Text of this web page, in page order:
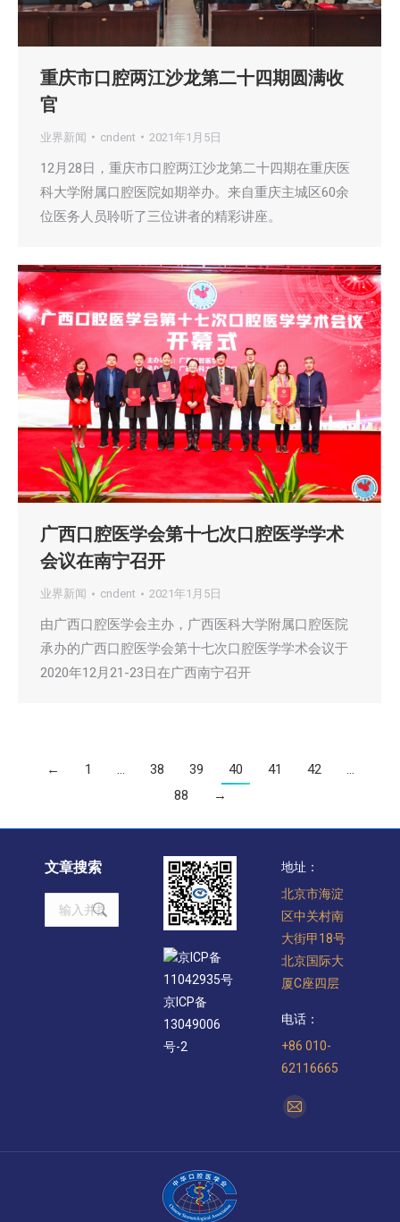
重庆市口腔两江沙龙第二十四期圆满收
官
业界新闻 cndent 2021年1月5日
12月28日，重庆市口腔两江沙龙第二十四期在重庆医
科大学附属口腔医院如期举办。来自重庆主城区60余
位医务人员聆听了三位讲者的精彩讲座。
广西口腔医学会第十七次口腔医学学术
会议在南宁召开
业界新闻 cndent 2021年1月5日
由广西口腔医学会主办，广西医科大学附属口腔医院
承办的广西口腔医学会第十七次口腔医学学术会议于
2020年12月21-23日在广西南宁召开
← 1 … 38 39 40 41 42
…
88
→
文章搜索
Search:
京ICP备
11042935号
京ICP备
13049006
号-2
地址：
北京市海淀
区中关村南
大街甲18号
北京国际大
厦C座四层
电话：
+86 010-
62116665
找到我们：
Mail